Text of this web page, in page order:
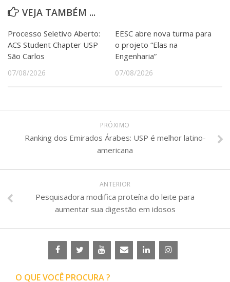
VEJA TAMBÉM ...
Processo Seletivo Aberto:
ACS Student Chapter USP
São Carlos
07/08/2026
EESC abre nova turma para
o projeto “Elas na
Engenharia”
07/08/2026
PRÓXIMO
Ranking dos Emirados Árabes: USP é melhor latino-
americana
ANTERIOR
Pesquisadora modifica proteína do leite para
aumentar sua digestão em idosos
O QUE VOCÊ PROCURA ?